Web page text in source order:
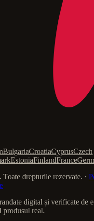
BulgariaCroatiaCyprusCzech
EstoniaFinlandFrance
drepturile rezervate. ·
digital și verificate de
produsul real.